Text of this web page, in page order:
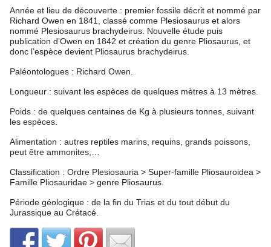
Année et lieu de découverte : premier fossile décrit et nommé par
Richard Owen en 1841, classé comme Plesiosaurus et alors
nommé Plesiosaurus brachydeirus. Nouvelle étude puis
publication d’Owen en 1842 et création du genre Pliosaurus, et
donc l’espèce devient Pliosaurus brachydeirus.
Paléontologues : Richard Owen.
Longueur : suivant les espèces de quelques mètres à 13 mètres.
Poids : de quelques centaines de Kg à plusieurs tonnes, suivant
les espèces.
Alimentation : autres reptiles marins, requins, grands poissons,
peut être ammonites,…
Classification : Ordre Plesiosauria > Super-famille Pliosauroidea >
Famille Pliosauridae > genre Pliosaurus.
Période géologique : de la fin du Trias et du tout début du
Jurassique au Crétacé.